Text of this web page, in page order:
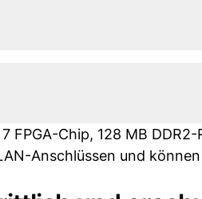
Chip, 128 MB DDR2-
Anschlüssen und